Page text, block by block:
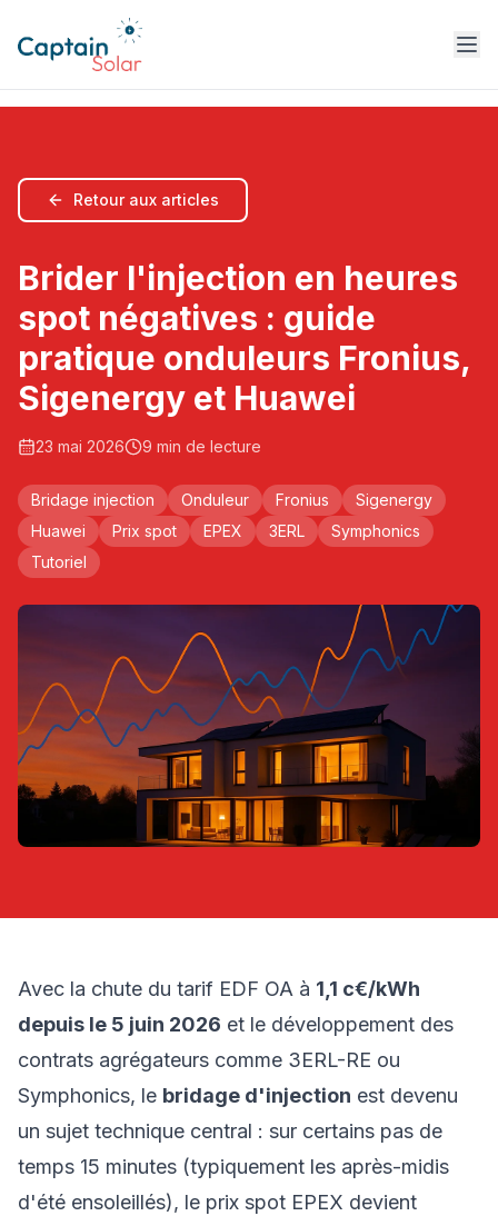
Retour aux articles
Brider l'injection en heures
spot négatives : guide
pratique onduleurs Fronius,
Sigenergy et Huawei
23 mai 2026 9 min de lecture
Bridage injection Onduleur Fronius
Sigenergy
Huawei
Prix spot EPEX 3ERL
Symphonics
Tutoriel
Avec la chute du tarif EDF OA à 1,1 c€/kWh
depuis le 5 juin 2026 et le développement des
contrats agrégateurs comme 3ERL-RE ou
Symphonics, le bridage d'injection est devenu
un sujet technique central : sur certains pas de
temps 15 minutes (typiquement les après-midis
d'été ensoleillés), le prix spot EPEX devient